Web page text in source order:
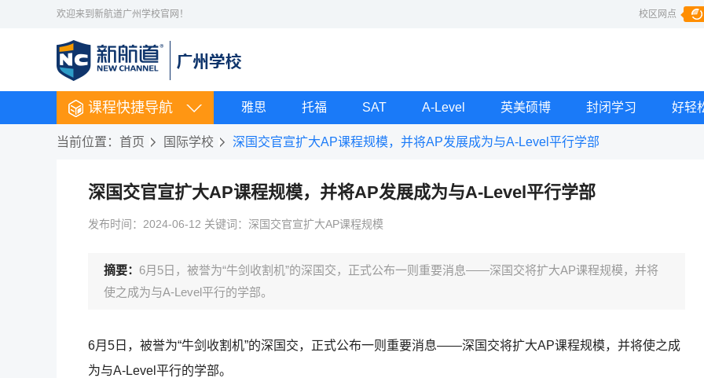
欢迎来到新航道广州学校官网！ 校区网点
课程快捷导航 雅思 托福 SAT A-Level 英美硕博 封闭学习 好轻
当前位置： 首页 国际学校 深国交官宣扩大AP课程规模，并将AP发展成为与A-Level平行学部
深国交官宣扩大AP课程规模，并将AP发展成为与A-Level平行学部
发布时间：2024-06-12 关键词：深国交官宣扩大AP课程规模
摘要： 6月5日，被誉为“牛剑收割机”的深国交，正式公布一则重要消息——深国交将扩大AP课程规模，并将
使之成为与A-Level平行的学部。
6月5日，被誉为“牛剑收割机”的深国交，正式公布一则重要消息——深国交将扩大AP课程规模，并将使之成
为与A-Level平行的学部。